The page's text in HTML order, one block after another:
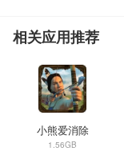
相关应用推荐
小熊爱消除
1.56GB